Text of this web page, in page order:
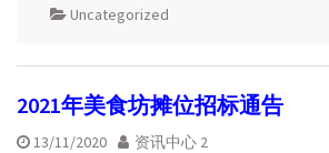
Uncategorized
2021年美食坊摊位招标通告
13/11/2020 资讯中心 2